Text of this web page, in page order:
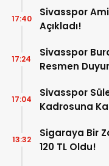
Sivasspor
Açıkladı!
17:40
Sivasspor
Resmen
17:24
Sivasspor
Kadrosuna
17:04
Sigaraya Bir
120 TL Oldu!
13:32